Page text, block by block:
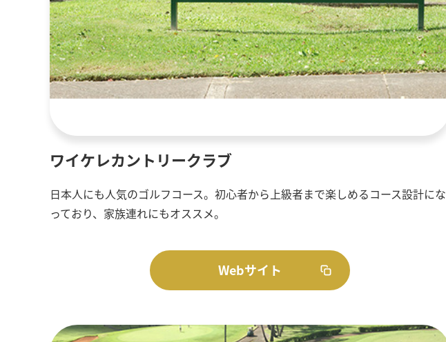
ワイケレカントリークラブ
日本人にも人気のゴルフコース。初心者から上級者まで楽しめるコース設計にな
っており、家族連れにもオススメ。
Webサイト